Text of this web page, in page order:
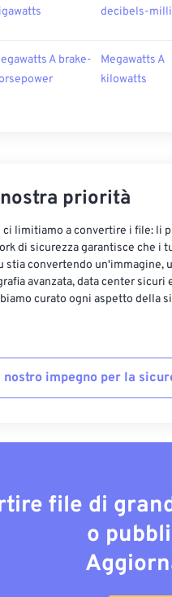
decibels-
A brake-
Megawatts A
kilowatts
priorità
ci limitiamo a convertire i file: li
di sicurezza garantisce che i
stia convertendo un'immagine,
avanzata, data center sicuri
curato ogni aspetto della
impegno per la
file di
o